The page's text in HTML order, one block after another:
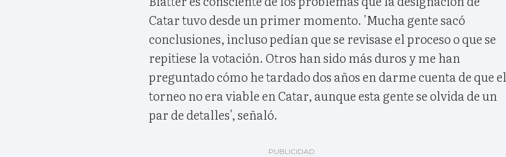
Catar tuvo desde un primer momento. 'Mucha gente sacó
conclusiones, incluso pedían que se revisase el proceso o que se
repitiese la votación. Otros han sido más duros y me han
preguntado cómo he tardado dos años en darme cuenta de que el
torneo no era viable en Catar, aunque esta gente se olvida de un
par de detalles', señaló.